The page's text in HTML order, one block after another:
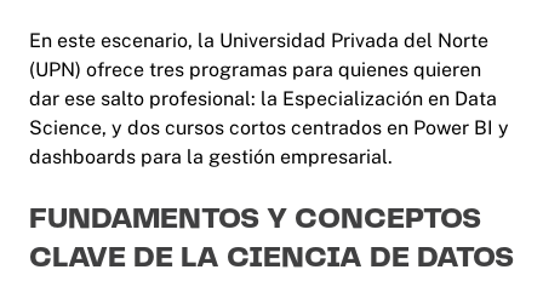
En este escenario, la Universidad Privada del Norte
(UPN) ofrece tres programas para quienes quieren
dar ese salto profesional: la Especialización en Data
Science, y dos cursos cortos centrados en Power BI y
dashboards para la gestión empresarial.
FUNDAMENTOS Y CONCEPTOS
CLAVE DE LA CIENCIA DE DATOS